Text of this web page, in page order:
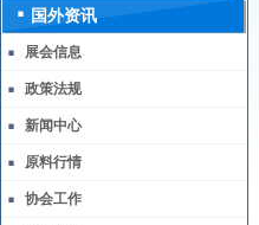
国外资讯
展会信息
政策法规
新闻中心
原料行情
协会工作